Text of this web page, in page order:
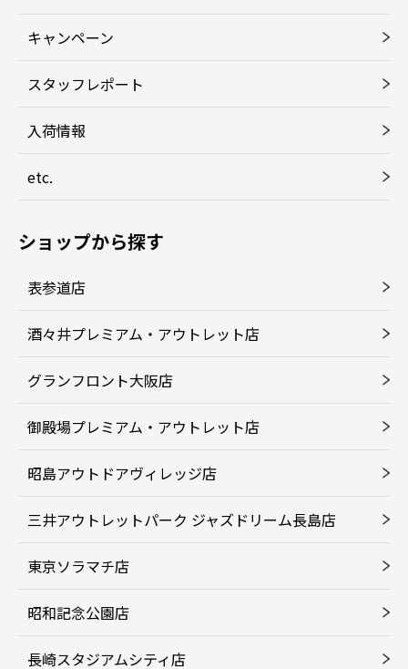
キャンペーン
スタッフレポート
入荷情報
etc.
ショップから探す
表参道店
酒々井プレミアム・アウトレット店
グランフロント大阪店
御殿場プレミアム・アウトレット店
昭島アウトドアヴィレッジ店
三井アウトレットパーク ジャズドリーム長島店
東京ソラマチ店
昭和記念公園店
長崎スタジアムシティ店